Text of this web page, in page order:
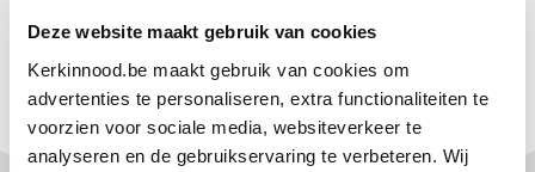
Deze website maakt gebruik van cookies
Kerkinnood.be maakt gebruik van cookies om
advertenties te personaliseren, extra functionaliteiten te
voorzien voor sociale media, websiteverkeer te
analyseren en de gebruikservaring te verbeteren. Wij